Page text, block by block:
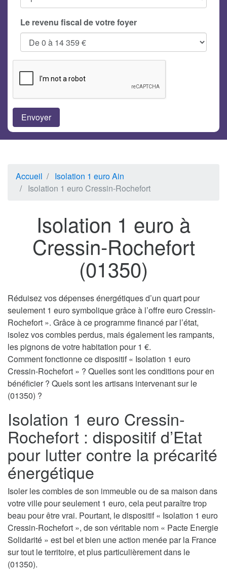
Le revenu fiscal de votre foyer
Accueil
Isolation 1 euro Ain
Isolation 1 euro Cressin-Rochefort
Isolation 1 euro à
Cressin-Rochefort
(01350)
Réduisez vos dépenses énergétiques d’un quart pour
seulement 1 euro symbolique grâce à l’offre euro Cressin-
Rochefort ». Grâce à ce programme financé par l’état,
isolez vos combles perdus, mais également les rampants,
les pignons de votre habitation pour 1 €.
Comment fonctionne ce dispositif « Isolation 1 euro
Cressin-Rochefort » ? Quelles sont les conditions pour en
bénéficier ? Quels sont les artisans intervenant sur le
(01350) ?
Isolation 1 euro Cressin-
Rochefort : dispositif d’Etat
pour lutter contre la précarité
énergétique
Isoler les combles de son immeuble ou de sa maison dans
votre ville pour seulement 1 euro, cela peut paraître trop
beau pour être vrai. Pourtant, le dispositif « Isolation 1 euro
Cressin-Rochefort », de son véritable nom « Pacte Energie
Solidarité » est bel et bien une action menée par la France
sur tout le territoire, et plus particulièrement dans le
(01350).